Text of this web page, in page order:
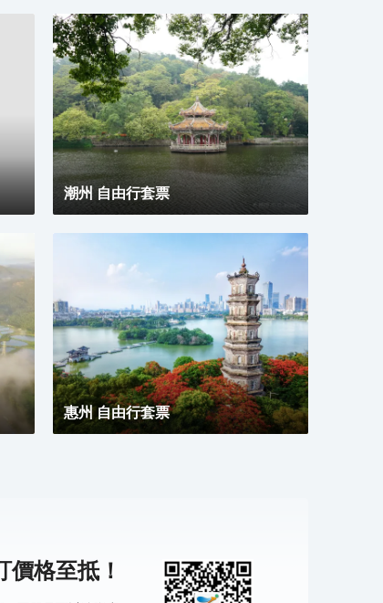
院，享受震撼視聽盛宴。-貼心服務:酒店設有洗衣
，並提供烘乾服務，解決您的洗衣煩惱，讓旅途更加
鬆自在。歡橙酒店是您商務出行、休閒度假的理想之
。期待您的光臨！温馨提示，圖片僅供參考，無法涵
所有房型，詳細的實物照片請諮詢酒店。
潮州 自由行套票
惠州 自由行套票
格至抵！